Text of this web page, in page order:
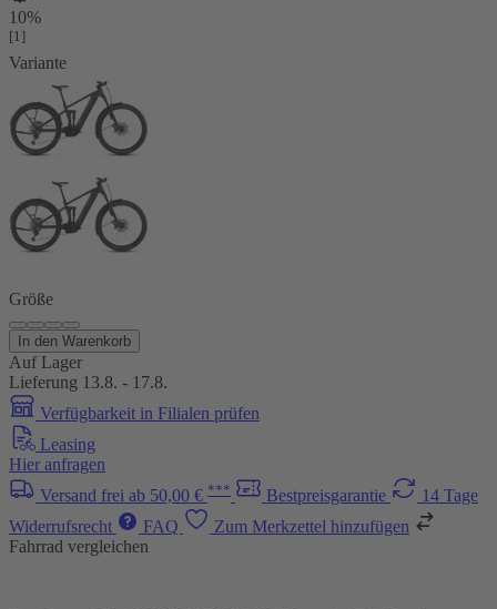
10%
[1]
Variante
Größe
In den Warenkorb
Auf Lager
Lieferung 13.8. - 17.8.
Verfügbarkeit in Filialen prüfen
Leasing
Hier anfragen
Versand frei ab 50,00 € *** Bestpreisgarantie
14 Tage
Widerrufsrecht
FAQ
Zum Merkzettel hinzufügen
Fahrrad vergleichen